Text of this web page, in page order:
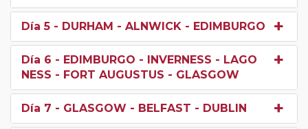
Día 5 - DURHAM - ALNWICK - EDIMBURGO
Día 6 - EDIMBURGO - INVERNESS - LAGO
NESS - FORT AUGUSTUS - GLASGOW
Día 7 - GLASGOW - BELFAST - DUBLIN